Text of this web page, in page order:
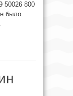
50026 800
было